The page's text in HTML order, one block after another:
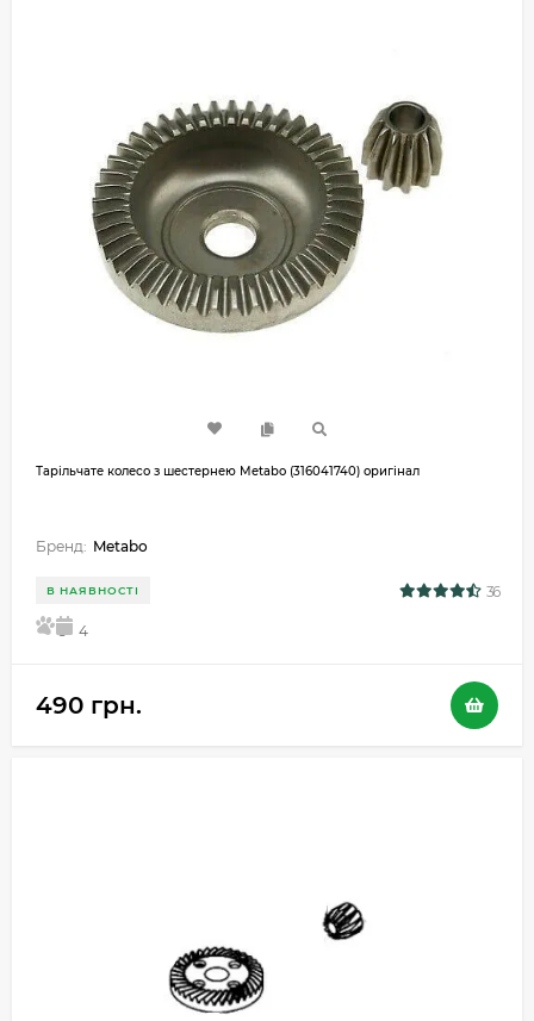
Тарільчате колесо з шестернею Metabo (316041740) оригінал
Бренд: Metabo
В НАЯВНОСТІ 36
5 4
490 грн.